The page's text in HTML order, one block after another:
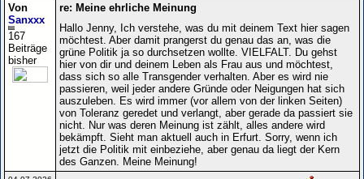
Von
Sanxxx
167
Beiträge
bisher
re: Meine ehrliche Meinung
Hallo Jenny, Ich verstehe, was du mit deinem Text hier sagen
möchtest. Aber damit prangerst du genau das an, was die
grüne Politik ja so durchsetzen wollte. VIELFALT. Du gehst
hier von dir und deinem Leben als Frau aus und möchtest,
dass sich so alle Transgender verhalten. Aber es wird nie
passieren, weil jeder andere Gründe oder Neigungen hat sich
auszuleben. Es wird immer (vor allem von der linken Seiten)
von Toleranz geredet und verlangt, aber gerade da passiert sie
nicht. Nur was deren Meinung ist zählt, alles andere wird
bekämpft. Sieht man aktuell auch in Erfurt. Sorry, wenn ich
jetzt die Politik mit einbeziehe, aber genau da liegt der Kern
des Ganzen. Meine Meinung!